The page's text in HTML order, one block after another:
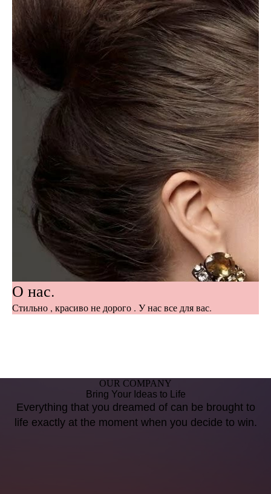
О нас.
Стильно , красиво не дорого . У нас все для вас.
OUR COMPANY
Bring Your Ideas to Life
Everything that you dreamed of can be brought to
life exactly at the moment when you decide to win.